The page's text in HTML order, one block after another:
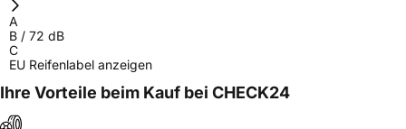
A
B / 72 dB
C
EU Reifenlabel anzeigen
Ihre Vorteile beim Kauf bei CHECK24